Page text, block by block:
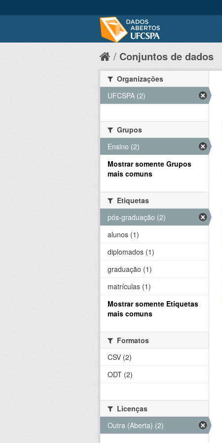
Conjuntos de dados
Organizações
UFCSPA (2)
Grupos
Ensino (2)
Mostrar somente Grupos
mais comuns
Etiquetas
pós-graduação (2)
alunos (1)
diplomados (1)
graduação (1)
matrículas (1)
Mostrar somente Etiquetas
mais comuns
Formatos
CSV (2)
ODT (2)
Licenças
Outra (Aberta) (2)